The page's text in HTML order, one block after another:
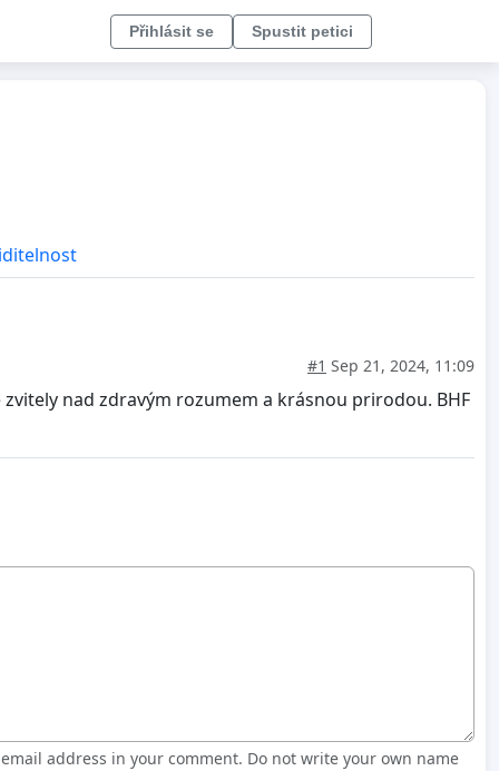
Přihlásit se Spustit petici
#1 Sep 21, 2024, 11:09
nad zdravým rozumem a krásnou prirodou. BHF
address in your comment. Do not write your own name